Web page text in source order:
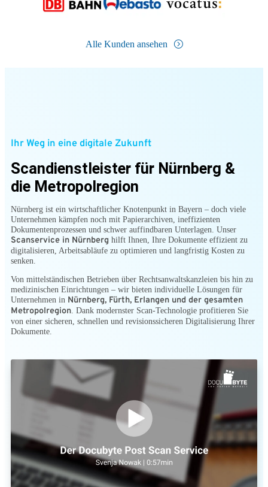
Alle Kunden ansehen
Ihr Weg in eine digitale Zukunft
Scandienstleister für Nürnberg &
die Metropolregion
Nürnberg ist ein wirtschaftlicher Knotenpunkt in Bayern – doch viele
Unternehmen kämpfen noch mit Papierarchiven, ineffizienten
Dokumentenprozessen und schwer auffindbaren Unterlagen. Unser
Scanservice in Nürnberg hilft Ihnen, Ihre Dokumente effizient zu
digitalisieren, Arbeitsabläufe zu optimieren und langfristig Kosten zu
senken.
Von mittelständischen Betrieben über Rechtsanwaltskanzleien bis hin zu
medizinischen Einrichtungen – wir bieten individuelle Lösungen für
Unternehmen in Nürnberg, Fürth, Erlangen und der gesamten
Metropolregion . Dank modernster Scan-Technologie profitieren Sie
von einer sicheren, schnellen und revisionssicheren Digitalisierung Ihrer
Dokumente.